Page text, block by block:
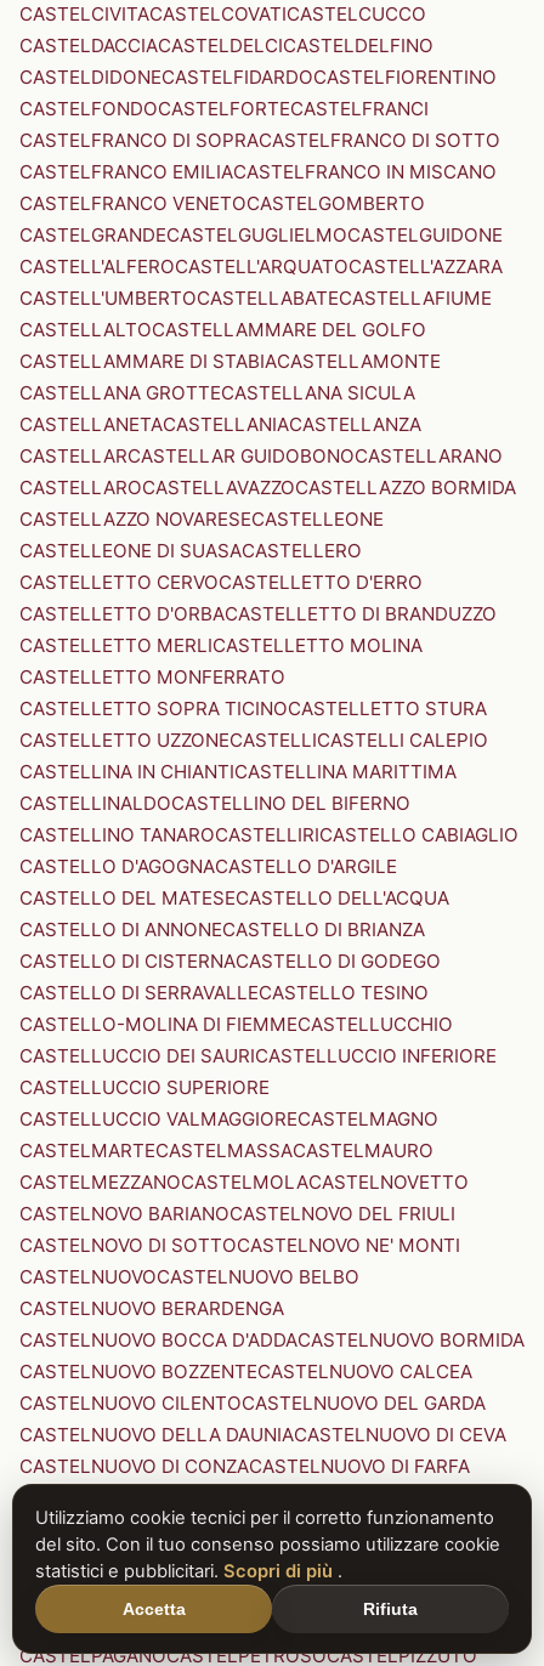
CASTELCIVITACASTELCOVATICASTELCUCCO
CASTELDACCIACASTELDELCICASTELDELFINO
CASTELDIDONECASTELFIDARDOCASTELFIORENTINO
CASTELFONDOCASTELFORTECASTELFRANCI
CASTELFRANCO DI SOPRACASTELFRANCO DI SOTTO
CASTELFRANCO EMILIACASTELFRANCO IN MISCANO
CASTELFRANCO VENETOCASTELGOMBERTO
CASTELGRANDECASTELGUGLIELMOCASTELGUIDONE
CASTELL'ALFEROCASTELL'ARQUATOCASTELL'AZZARA
CASTELL'UMBERTOCASTELLABATECASTELLAFIUME
CASTELLALTOCASTELLAMMARE DEL GOLFO
CASTELLAMMARE DI STABIACASTELLAMONTE
CASTELLANA GROTTECASTELLANA SICULA
CASTELLANETACASTELLANIACASTELLANZA
CASTELLARCASTELLAR GUIDOBONOCASTELLARANO
CASTELLAROCASTELLAVAZZOCASTELLAZZO BORMIDA
CASTELLAZZO NOVARESECASTELLEONE
CASTELLEONE DI SUASACASTELLERO
CASTELLETTO CERVOCASTELLETTO D'ERRO
CASTELLETTO D'ORBACASTELLETTO DI BRANDUZZO
CASTELLETTO MERLICASTELLETTO MOLINA
CASTELLETTO MONFERRATO
CASTELLETTO SOPRA TICINOCASTELLETTO STURA
CASTELLETTO UZZONECASTELLICASTELLI CALEPIO
CASTELLINA IN CHIANTICASTELLINA MARITTIMA
CASTELLINALDOCASTELLINO DEL BIFERNO
CASTELLINO TANAROCASTELLIRICASTELLO CABIAGLIO
CASTELLO D'AGOGNACASTELLO D'ARGILE
CASTELLO DEL MATESECASTELLO DELL'ACQUA
CASTELLO DI ANNONECASTELLO DI BRIANZA
CASTELLO DI CISTERNACASTELLO DI GODEGO
CASTELLO DI SERRAVALLECASTELLO TESINO
CASTELLO-MOLINA DI FIEMMECASTELLUCCHIO
CASTELLUCCIO DEI SAURICASTELLUCCIO INFERIORE
CASTELLUCCIO SUPERIORE
CASTELLUCCIO VALMAGGIORECASTELMAGNO
CASTELMARTECASTELMASSACASTELMAURO
CASTELMEZZANOCASTELMOLACASTELNOVETTO
CASTELNOVO BARIANOCASTELNOVO DEL FRIULI
CASTELNOVO DI SOTTOCASTELNOVO NE' MONTI
CASTELNUOVOCASTELNUOVO BELBO
CASTELNUOVO BERARDENGA
CASTELNUOVO BOCCA D'ADDACASTELNUOVO BORMIDA
CASTELNUOVO BOZZENTECASTELNUOVO CALCEA
CASTELNUOVO CILENTOCASTELNUOVO DEL GARDA
CASTELNUOVO DELLA DAUNIACASTELNUOVO DI CEVA
CASTELNUOVO DI CONZACASTELNUOVO DI FARFA
CASTELNUOVO DI PORTO CASTELNUOVO DON BOSCO
CASTELNUOVO MAGRACASTELNUOVO NIGRA
CASTELNUOVO PARANOCASTELNUOVO RANGONE
CASTELNUOVO SCRIVIA
CASTELNUOVO VAL DI CECINA
CASTELPAGANOCASTELPETROSOCASTELPIZZUTO
Utilizziamo cookie tecnici per il corretto funzionamento
del sito. Con il tuo consenso possiamo utilizzare cookie
statistici e pubblicitari. Scopri di più .
Accetta Rifiuta